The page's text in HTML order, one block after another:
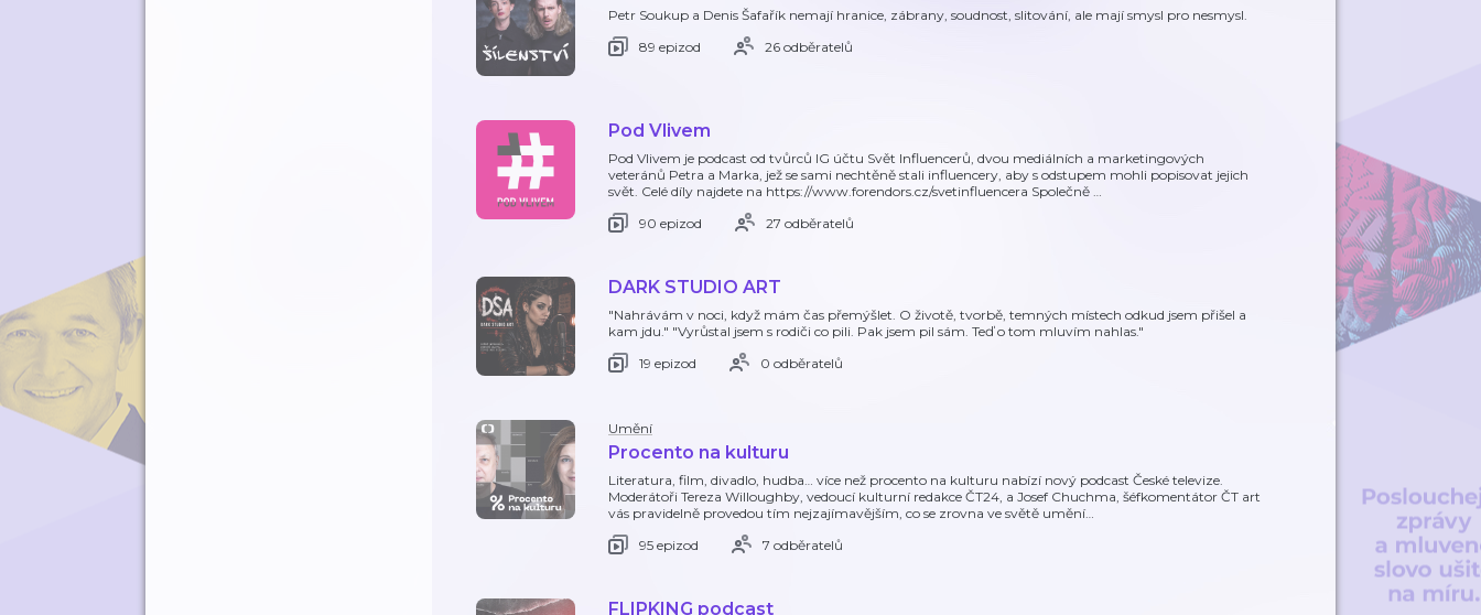
Petr Soukup a Denis Šafařík nemají hranice, zábrany, soudnost, slitování, ale mají smysl pro nesmysl.
89 epizod
26 odběratelů
Pod Vlivem
Pod Vlivem je podcast od tvůrců IG účtu Svět Influencerů, dvou mediálních a marketingových
veteránů Petra a Marka, jež se sami nechtěně stali influencery, aby s odstupem mohli popisovat jejich
svět. Celé díly najdete na https://www.forendors.cz/svetinfluencera Společně …
90 epizod
27 odběratelů
DARK STUDIO ART
"Nahrávám v noci, když mám čas přemýšlet. O životě, tvorbě, temných místech odkud jsem přišel a
kam jdu." "Vyrůstal jsem s rodiči co pili. Pak jsem pil sám. Teď o tom mluvím nahlas."
19 epizod
0 odběratelů
Umění
Procento na kulturu
Literatura, film, divadlo, hudba… více než procento na kulturu nabízí nový podcast České televize.
Moderátoři Tereza Willoughby, vedoucí kulturní redakce ČT24, a Josef Chuchma, šéfkomentátor ČT art
vás pravidelně provedou tím nejzajímavějším, co se zrovna ve světě umění…
95 epizod
7 odběratelů
FLIPKING podcast